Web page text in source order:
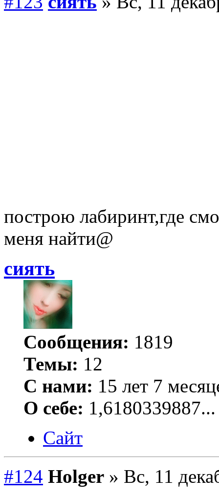
построю лабиринт,где
меня найти@
сиять
Сообщения: 1819
Темы: 12
С нами: 15 лет 7
О себе: 1,6180339887...
Сайт
#124 Holger » Вс, 11